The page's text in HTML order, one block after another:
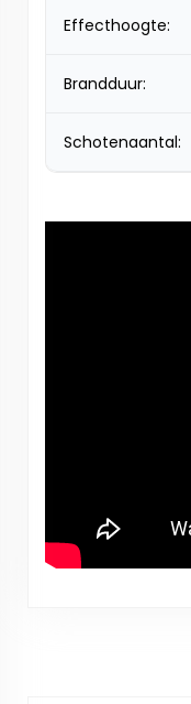
Effecthoogte:
Brandduur:
Schotenaantal: